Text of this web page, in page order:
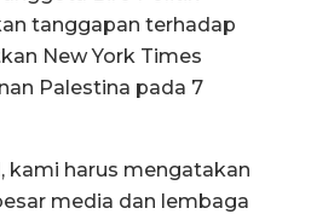
tanggapan terhadap
New York Times
Palestina pada 7
kami harus mengatakan
media dan lembaga